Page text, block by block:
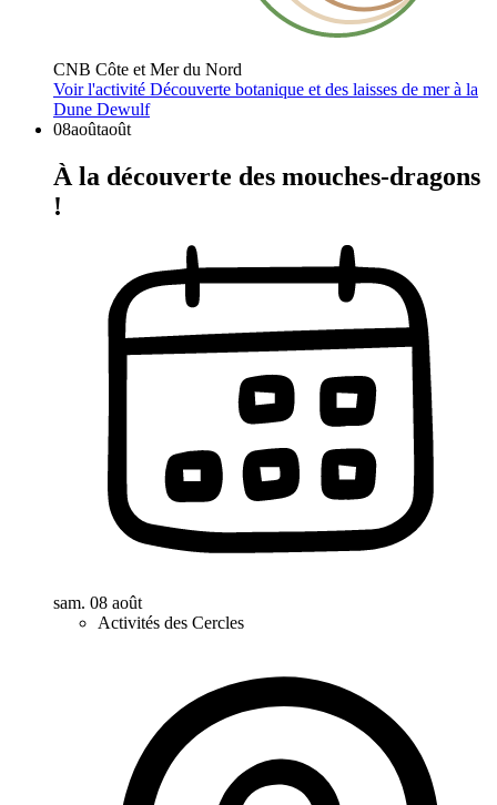
CNB Côte et Mer du Nord
Voir l'activité Découverte botanique et des laisses de mer à la
Dune Dewulf
08aoûtaoût
À la découverte des mouches-dragons
!
sam. 08 août
Activités des Cercles